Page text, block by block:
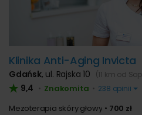
Klinika Anti-Aging Invicta
Gdańsk, ul. Rajska 10 (11 km od
9,4 • Znakomita • 238 opinii
Mezoterapia skóry głowy
700 zł